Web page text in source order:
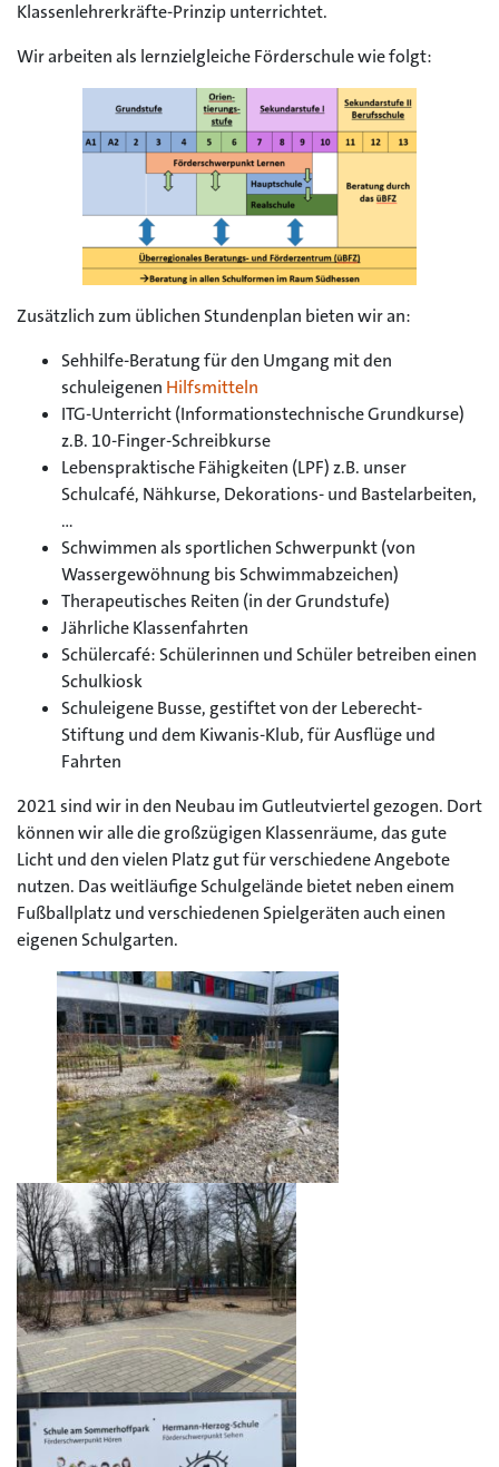
Klassenlehrerkräfte-Prinzip unterrichtet.
Wir arbeiten als lernzielgleiche Förderschule wie folgt:
Zusätzlich zum üblichen Stundenplan bieten wir an:
Sehhilfe-Beratung für den Umgang mit den
schuleigenen Hilfsmitteln
ITG-Unterricht (Informationstechnische Grundkurse)
z.B. 10-Finger-Schreibkurse
Lebenspraktische Fähigkeiten (LPF) z.B. unser
Schulcafé, Nähkurse, Dekorations- und Bastelarbeiten,
…
Schwimmen als sportlichen Schwerpunkt (von
Wassergewöhnung bis Schwimmabzeichen)
Therapeutisches Reiten (in der Grundstufe)
Jährliche Klassenfahrten
Schülercafé: Schülerinnen und Schüler betreiben einen
Schulkiosk
Schuleigene Busse, gestiftet von der Leberecht-
Stiftung und dem Kiwanis-Klub, für Ausflüge und
Fahrten
2021 sind wir in den Neubau im Gutleutviertel gezogen. Dort
können wir alle die großzügigen Klassenräume, das gute
Licht und den vielen Platz gut für verschiedene Angebote
nutzen. Das weitläufige Schulgelände bietet neben einem
Fußballplatz und verschiedenen Spielgeräten auch einen
eigenen Schulgarten.